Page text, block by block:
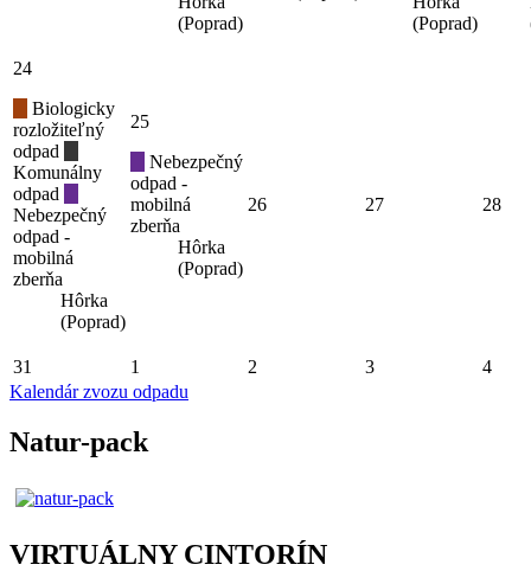
(Poprad)
(Poprad)
24
Biologicky
rozložiteľný
odpad
Komunálny
odpad
Nebezpečný
odpad -
mobilná
zberňa
Hôrka
(Poprad)
25
Nebezpečný
odpad -
mobilná
zberňa
Hôrka
(Poprad)
26 27 28
31 1 2 3
4
Kalendár zvozu odpadu
Natur-pack
VIRTUÁLNY CINTORÍN